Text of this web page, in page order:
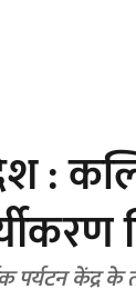
:
पर्यटन केंद्र के